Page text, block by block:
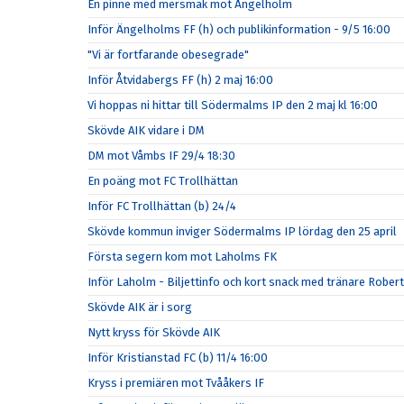
En pinne med mersmak mot Ängelholm
Inför Ängelholms FF (h) och publikinformation - 9/5 16:00
"Vi är fortfarande obesegrade"
Inför Åtvidabergs FF (h) 2 maj 16:00
Vi hoppas ni hittar till Södermalms IP den 2 maj kl 16:00
Skövde AIK vidare i DM
DM mot Våmbs IF 29/4 18:30
En poäng mot FC Trollhättan
Inför FC Trollhättan (b) 24/4
Skövde kommun inviger Södermalms IP lördag den 25 april
Första segern kom mot Laholms FK
Inför Laholm - Biljettinfo och kort snack med tränare
Skövde AIK är i sorg
Nytt kryss för Skövde AIK
Inför Kristianstad FC (b) 11/4 16:00
Kryss i premiären mot Tvååkers IF